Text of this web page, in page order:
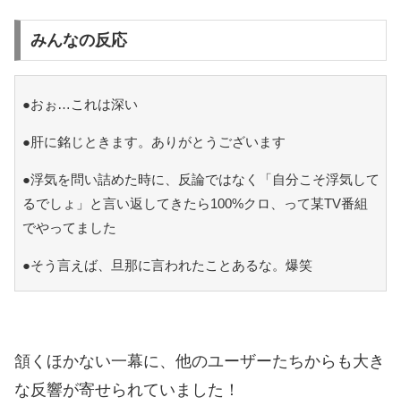
みんなの反応
●おぉ…これは深い
●肝に銘じときます。ありがとうございます
●浮気を問い詰めた時に、反論ではなく「自分こそ浮気して
るでしょ」と言い返してきたら100%クロ、って某TV番組
でやってました
●そう言えば、旦那に言われたことあるな。爆笑
頷くほかない一幕に、他のユーザーたちからも大き
な反響が寄せられていました！